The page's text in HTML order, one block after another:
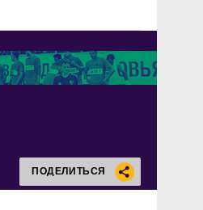
ПОДЕЛИТЬСЯ